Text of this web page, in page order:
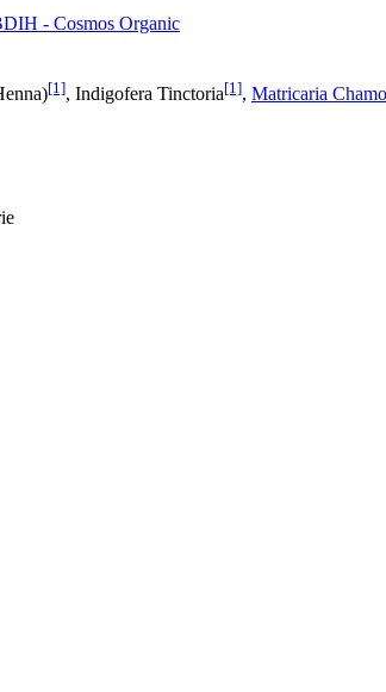
- Cosmos Organic
[1], Indigofera Tinctoria[1], Matricaria